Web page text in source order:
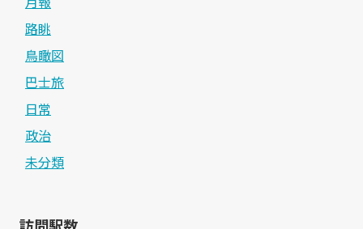
路眺
鳥瞰図
巴士旅
日常
政治
未分類
訪問駅数